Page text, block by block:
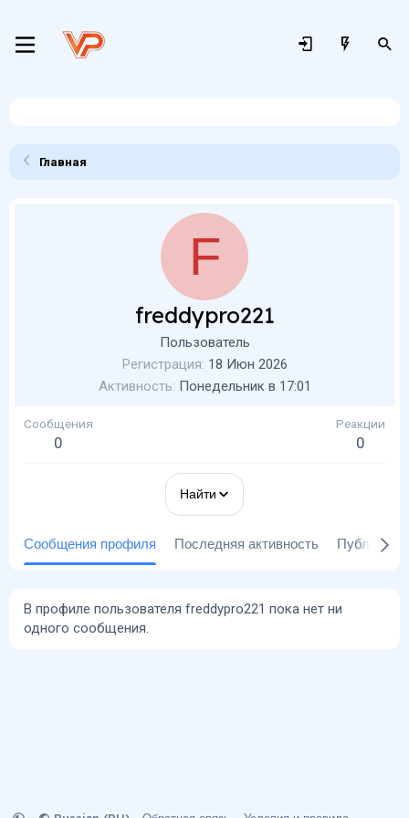
Главная
F
freddypro221
Пользователь
Регистрация 18 Июн 2026
Активность Понедельник в 17:01
Сообщения
0
Реакции
0
Найти
Сообщения профиля Последняя активность
В профиле пользователя freddypro221 пока нет ни
одного сообщения.